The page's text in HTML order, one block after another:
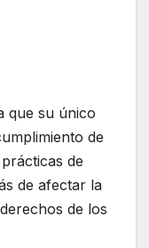
que su único
de
de
de afectar la
de los